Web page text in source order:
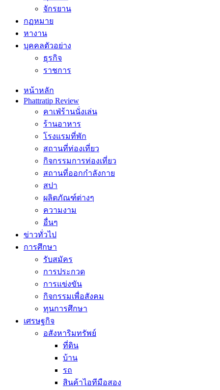
จักรยาน
กฏหมาย
หางาน
บุคคลตัวอย่าง
ธุรกิจ
ราชการ
หน้าหลัก
Phattratip Review
คาเฟ่ร้านนั่งเล่น
ร้านอาหาร
โรงแรมที่พัก
สถานที่ท่องเที่ยว
กิจกรรมการท่องเที่ยว
สถานที่ออกกำลังกาย
สปา
ผลิตภัณฑ์ต่างๆ
ความงาม
อื่นๆ
ข่าวทั่วไป
การศึกษา
รับสมัคร
การประกวด
การแข่งขัน
กิจกรรมเพื่อสังคม
ทุนการศึกษา
เศรษฐกิจ
อสังหาริมทรัพย์
ที่ดิน
บ้าน
รถ
สินค้าไอทีมือสอง